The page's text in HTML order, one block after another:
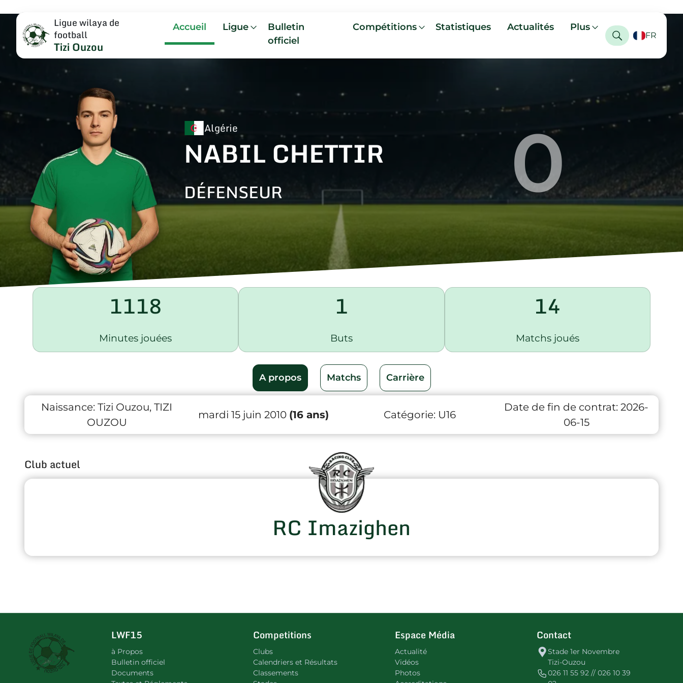
Ligue wilaya de
football
Tizi Ouzou
Accueil Ligue
Bulletin
officiel
Compétitions Statistiques Actualités Plus
FR
Algérie
NABIL CHETTIR
DÉFENSEUR 0
1118
Minutes jouées
1
Buts
14
Matchs joués
A propos Matchs Carrière
Naissance: Tizi Ouzou, TIZI
OUZOU
mardi 15 juin 2010 (16 ans) Catégorie: U16
Date de fin de contrat: 2026-
06-15
Club actuel
RC Imazighen
LWF15
à Propos
Bulletin officiel
Documents
Competitions
Clubs
Calendriers et Résultats
Classements
Espace Média
Actualité
Vidéos
Photos
Contact
Stade 1er Novembre
Tizi-Ouzou
026 11 55 92 // 026 10 39